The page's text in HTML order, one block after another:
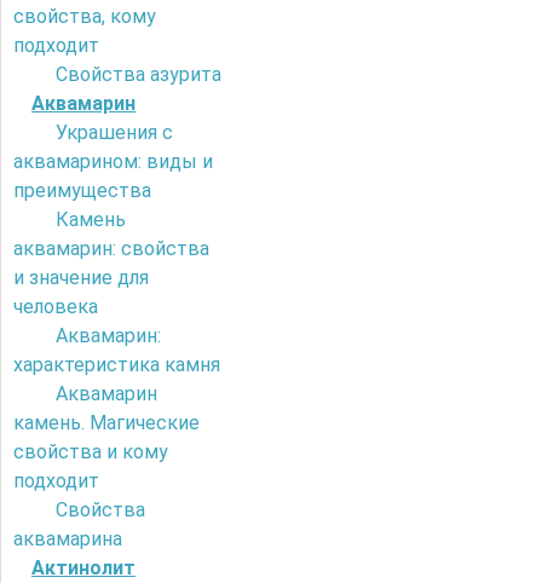
свойства, кому
подходит
Свойства азурита
Аквамарин
Украшения с
аквамарином: виды и
преимущества
Камень
аквамарин: свойства
и значение для
человека
Аквамарин:
характеристика камня
Аквамарин
камень. Магические
свойства и кому
подходит
Свойства
аквамарина
Актинолит